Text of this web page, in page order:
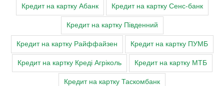
Кредит на картку Абанк Кредит на картку Сенс-банк
Кредит на картку Південний
Кредит на картку Райффайзен Кредит на картку ПУМБ
Кредит на картку Креді Агріколь Кредит на картку МТБ
Кредит на картку Таскомбанк